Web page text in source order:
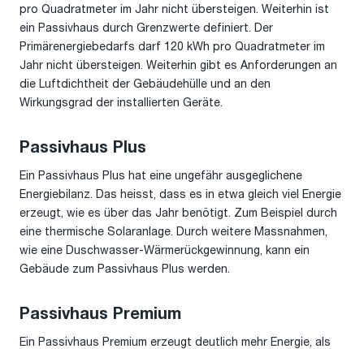
pro Quadratmeter im Jahr nicht übersteigen. Weiterhin ist
ein Passivhaus durch Grenzwerte definiert. Der
Primärenergiebedarfs darf 120 kWh pro Quadratmeter im
Jahr nicht übersteigen. Weiterhin gibt es Anforderungen an
die Luftdichtheit der Gebäudehülle und an den
Wirkungsgrad der installierten Geräte.
Passivhaus Plus
Ein Passivhaus Plus hat eine ungefähr ausgeglichene
Energiebilanz. Das heisst, dass es in etwa gleich viel Energie
erzeugt, wie es über das Jahr benötigt. Zum Beispiel durch
eine thermische Solaranlage. Durch weitere Massnahmen,
wie eine Duschwasser-Wärmerückgewinnung, kann ein
Gebäude zum Passivhaus Plus werden.
Passivhaus Premium
Ein Passivhaus Premium erzeugt deutlich mehr Energie, als